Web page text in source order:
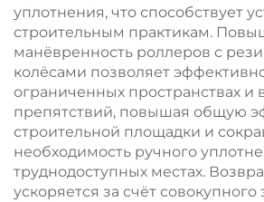
уплотнения, что способствует
строительным практикам.
манёвренность роллеров с
колёсами позволяет
ограниченных пространствах и
препятствий, повышая общую
строительной площадки и
необходимость ручного
труднодоступных местах.
ускоряется за счёт совокупного